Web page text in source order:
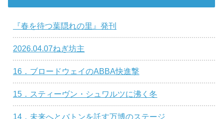
『春を待つ葉隠れの里』発刊
2026.04.07ねぎ坊主
16．ブロードウェイのABBA快進撃
15．スティーヴン・シュワルツに沸く冬
14．未来へとバトンを託す万博のステージ